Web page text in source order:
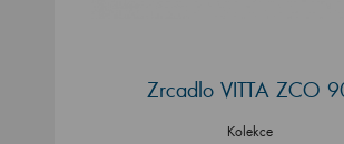
Zrcadlo VITTA ZCO
Kolekce